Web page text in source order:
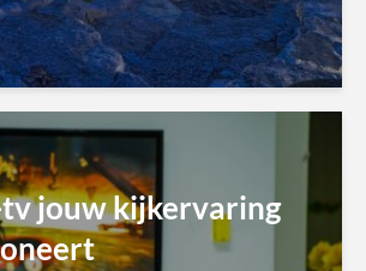
jouw kijkervaring